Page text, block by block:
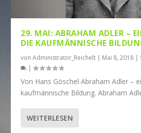
29. MAI: ABRAHAM ADLER –
DIE KAUFMÄNNISCHE
vonAdministrator_Reichelt | Mai 8, 2018 |
|
Von Hans Göschel Abraham Adler –
kaufmännische Bildung. Abraham
WEITERLESEN